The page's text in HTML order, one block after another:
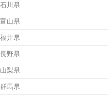
石川県
富山県
福井県
長野県
山梨県
群馬県